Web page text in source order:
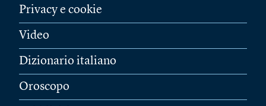
Privacy e cookie
Video
Dizionario italiano
Oroscopo